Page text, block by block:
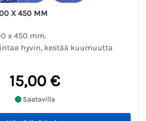
X 450 MM
x 450 mm.
hyvin, kestää kuumuutta
15,00 €
Saatavilla